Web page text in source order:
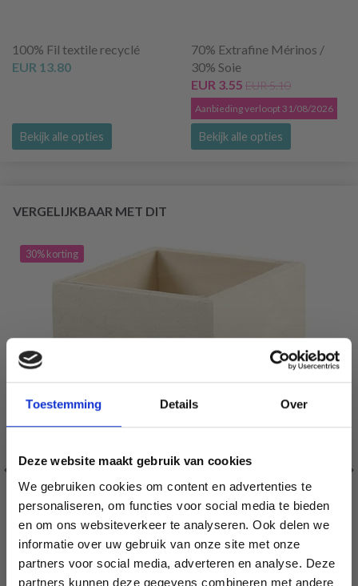
Toestemming Details Over
Deze website maakt gebruik van cookies
We gebruiken cookies om content en advertenties te
personaliseren, om functies voor social media te bieden
en om ons websiteverkeer te analyseren. Ook delen we
informatie over uw gebruik van onze site met onze
partners voor social media, adverteren en analyse. Deze
partners kunnen deze gegevens combineren met andere
100% Fil textile recyclé
EUR 13.80
Bekijk alle opties
70% Extrafine Mérinos /
30% Soie
EUR 3.55 EUR 5.10
Aanbieding verloopt 31/08/2026
Bekijk alle opties
VERGELIJKBAAR MET DIT
30% korting
PENNENHOUDER 9,5X7,5 CM
Économisez jusqu'à 50 %